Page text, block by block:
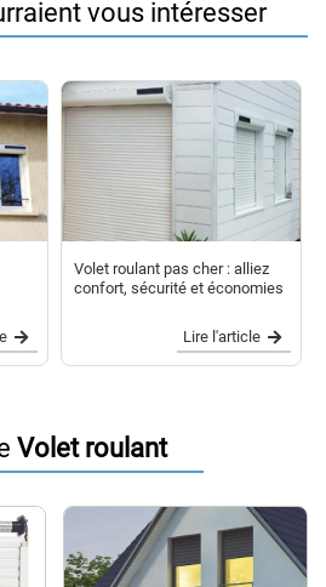
vous intéresser
Volet roulant pas cher : alliez
confort, sécurité et économies
Lire l'article
Volet roulant